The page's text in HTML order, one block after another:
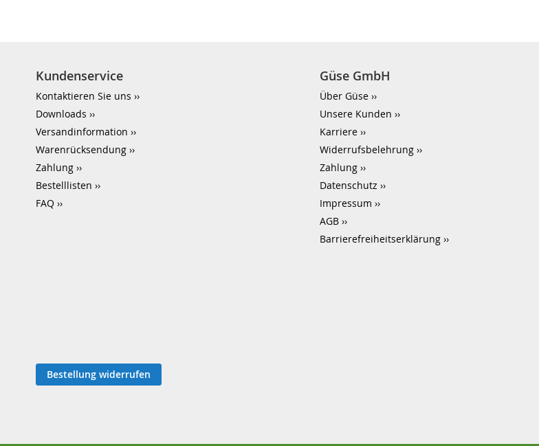
Kundenservice
Kontaktieren Sie uns
Downloads
Versandinformation
Warenrücksendung
Zahlung
Bestelllisten
FAQ
Güse GmbH
Über Güse
Unsere Kunden
Karriere
Widerrufsbelehrung
Zahlung
Datenschutz
Impressum
AGB
Barrierefreiheitserklärung
Bestellung widerrufen